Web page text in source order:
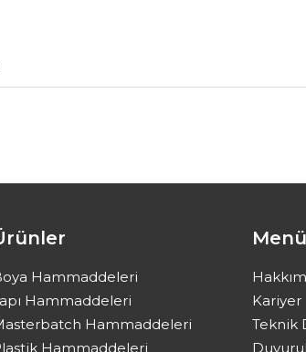
Hammaddeleri
Hammaddeleri
Hammaddeleri
Hammaddeleri
Menü
Kariyer
Teknik